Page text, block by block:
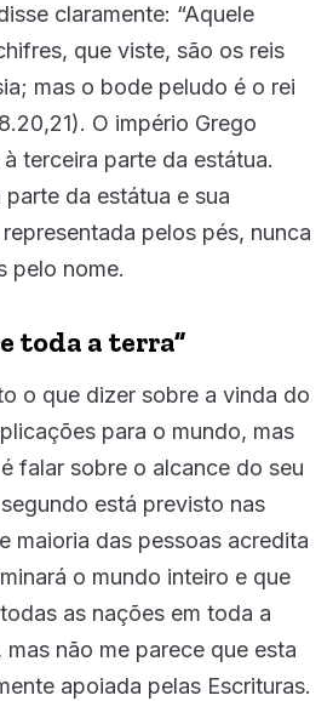
claramente: “Aquele
que viste, são os reis
mas o bode peludo é o rei
O império Grego
terceira parte da estátua.
da estátua e sua
pelos pés, nunca
pelo nome.
toda a terra”
o que dizer sobre a vinda do
para o mundo, mas
falar sobre o alcance do seu
está previsto nas
maioria das pessoas acredita
o mundo inteiro e que
as nações em toda a
não me parece que esta
apoiada pelas Escrituras.